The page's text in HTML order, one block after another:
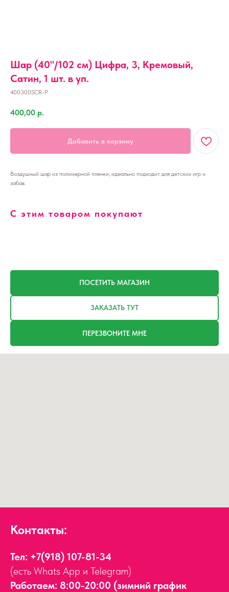
Шар (40''/102 см) Цифра, 3, Кремовый,
Сатин, 1 шт. в уп.
400300SCR-P
400,00 р.
Добавить в корзину
Воздушный шар из полимерной пленки, идеально подходит для детских игр и
забав.
С этим товаром покупают
ПОСЕТИТЬ МАГАЗИН
ЗАКАЗАТЬ ТУТ
ПЕРЕЗВОНИТЕ МНЕ
Контакты:
Тел: +7(918) 107-81-34
(есть Whats App и Telegram)
Работаем: 8:00-20:00 (зимний график